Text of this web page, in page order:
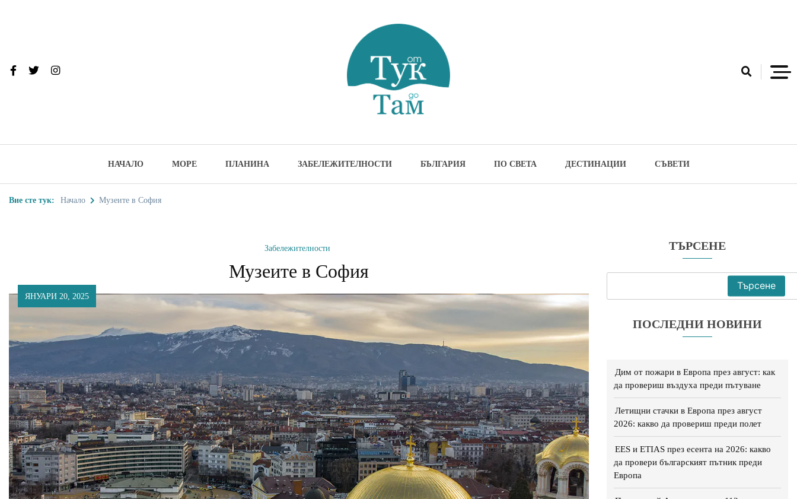
НАЧАЛО МОРЕ ПЛАНИНА ЗАБЕЛЕЖИТЕЛНОСТИ БЪЛГАРИЯ ПО СВЕТА ДЕСТИНАЦИИ СЪВЕТИ
Вие сте тук: Начало Музеите в София
ТЪРСЕНЕ
Търсене
ПОСЛЕДНИ НОВИНИ
Дим от пожари в Европа през август: как
да провериш въздуха преди пътуване
Летищни стачки в Европа през август
2026: какво да провериш преди полет
EES и ETIAS през есента на 2026: какво
да провери българският пътник преди
Европа
Забележителности
Музеите в София
ЯНУАРИ 20, 2025